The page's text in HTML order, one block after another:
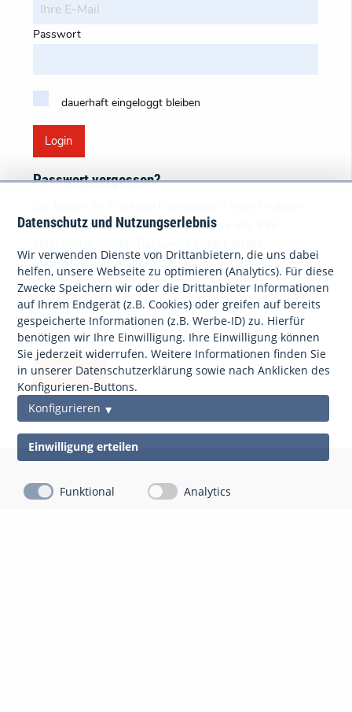
Passwort
dauerhaft eingeloggt bleiben
Login
Passwort vergessen?
Bitte geben Sie Ihre E-Mail-Adresse ein. Wir
angegebene E-Mail-Adresse.
Ihre E-Mail
anfordern
Datenschutz und Nutzungserlebnis
Wir verwenden Dienste von Drittanbietern, die uns dabei
helfen, unsere Webseite zu optimieren (Analytics). Für diese
Zwecke Speichern wir oder die Drittanbieter Informationen
auf Ihrem Endgerät (z.B. Cookies) oder greifen auf bereits
gespeicherte Informationen (z.B. Werbe-ID) zu. Hierfür
benötigen wir Ihre Einwilligung. Ihre Einwilligung können
Sie jederzeit widerrufen. Weitere Informationen finden Sie
in unserer Datenschutzerklärung sowie nach Anklicken des
Konfigurieren-Buttons.
Konfigurieren
Einwilligung erteilen
Funktional Analytics